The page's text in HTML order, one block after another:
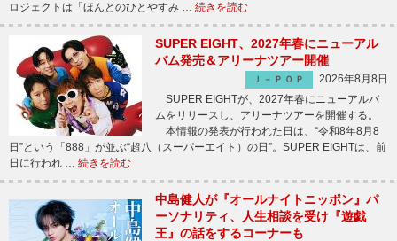
ロジェクトは「ほんとのひとやすみ … 続きを読む
SUPER EIGHT、2027年春にニューアル
バム発売＆アリーナツアー開催
Ｊ－ＰＯＰ
2026年8月8日
SUPER EIGHTが、2027年春にニューアルバ
ムをリリースし、アリーナツアーを開催する。
本情報の発表が行われた日は、“令和8年8月8
日”という「888」が並ぶ“超八（スーパーエイト）の日”。SUPER EIGHTは、前
日に行われ … 続きを読む
中島健人が『オールナイトニッポン』パ
ーソナリティ、人生相談を受け『遊戯
王』の話をするコーナーも